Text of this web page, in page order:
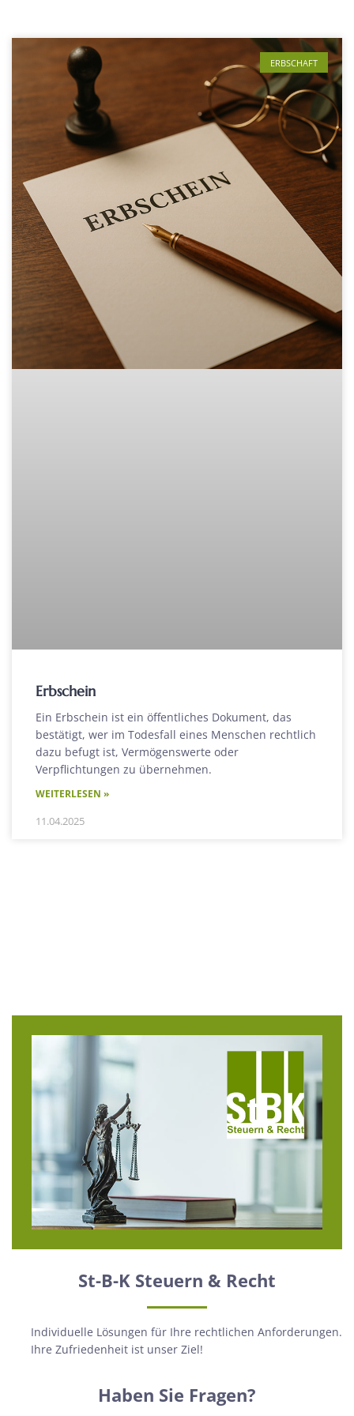
ERBSCHAFT
Erbschein
Ein Erbschein ist ein öffentliches Dokument, das
bestätigt, wer im Todesfall eines Menschen rechtlich
dazu befugt ist, Vermögenswerte oder
Verpflichtungen zu übernehmen.
WEITERLESEN »
11.04.2025
St-B-K Steuern & Recht
Individuelle Lösungen für Ihre rechtlichen Anforderungen.
Ihre Zufriedenheit ist unser Ziel!
Haben Sie Fragen?